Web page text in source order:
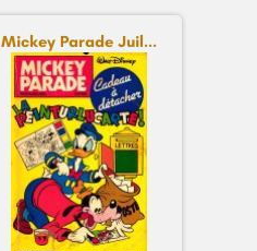
Mickey Parade Juil...